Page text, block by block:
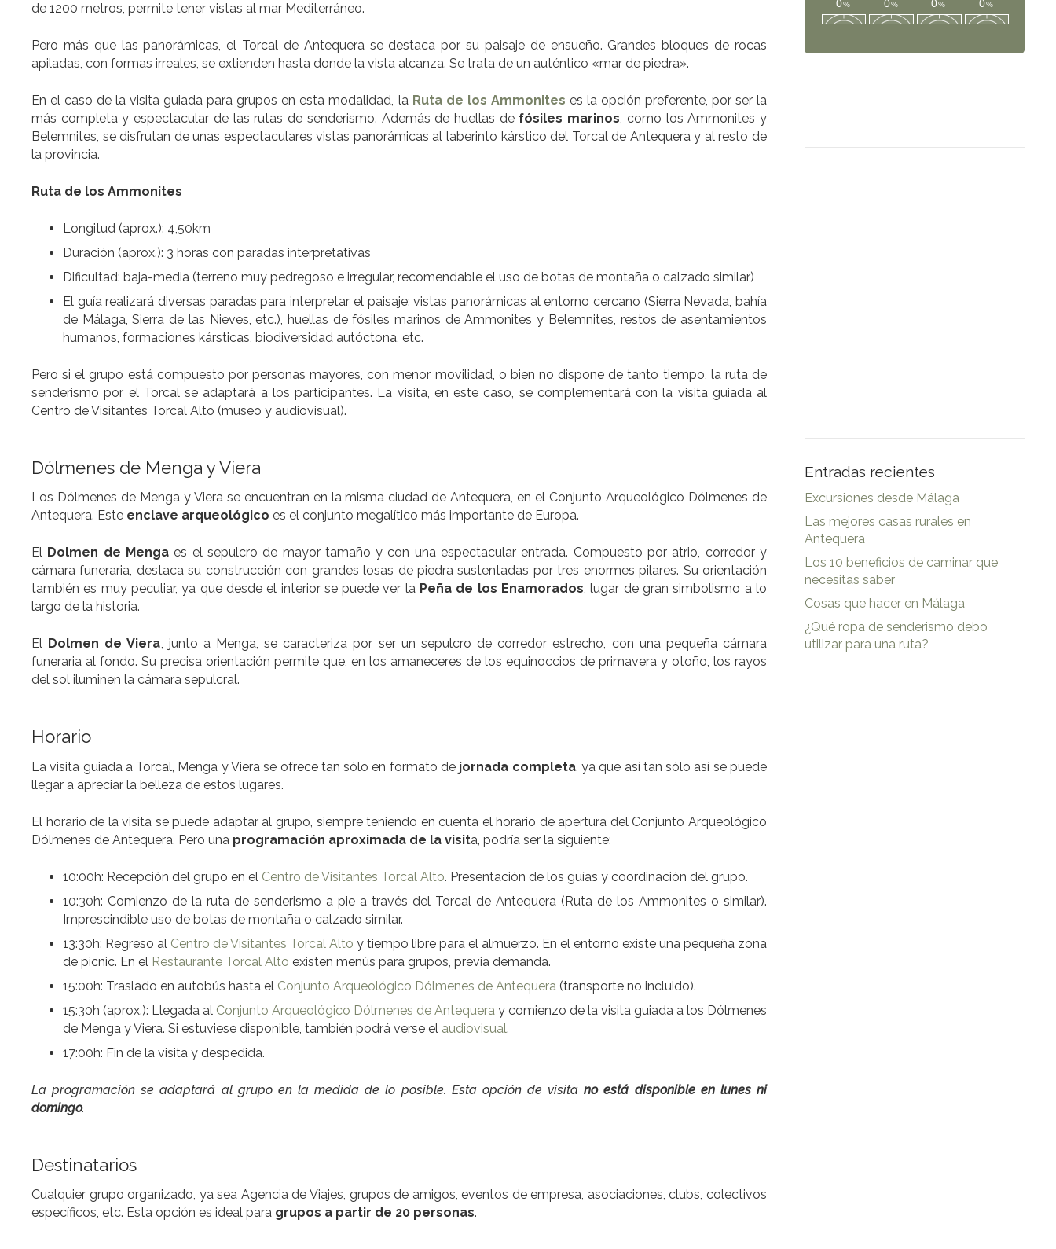
de 1200 metros, permite tener vistas al mar Mediterráneo.
Pero más que las panorámicas, el Torcal de Antequera se destaca por su paisaje de ensueño. Grandes bloques de rocas
apiladas, con formas irreales, se extienden hasta donde la vista alcanza. Se trata de un auténtico «mar de piedra».
En el caso de la visita guiada para grupos en esta modalidad, la Ruta de los Ammonites es la opción preferente, por ser la
más completa y espectacular de las rutas de senderismo. Además de huellas de fósiles marinos, como los Ammonites y
Belemnites, se disfrutan de unas espectaculares vistas panorámicas al laberinto kárstico del Torcal de Antequera y al resto de
la provincia.
Ruta de los Ammonites
Longitud (aprox.): 4,50km
Duración (aprox.): 3 horas con paradas interpretativas
Dificultad: baja-media (terreno muy pedregoso e irregular, recomendable el uso de botas de montaña o calzado similar)
El guía realizará diversas paradas para interpretar el paisaje: vistas panorámicas al entorno cercano (Sierra Nevada, bahía
de Málaga, Sierra de las Nieves, etc.), huellas de fósiles marinos de Ammonites y Belemnites, restos de asentamientos
humanos, formaciones kársticas, biodiversidad autóctona, etc.
Pero si el grupo está compuesto por personas mayores, con menor movilidad, o bien no dispone de tanto tiempo, la ruta de
senderismo por el Torcal se adaptará a los participantes. La visita, en este caso, se complementará con la visita guiada al
Centro de Visitantes Torcal Alto (museo y audiovisual).
Dólmenes de Menga y Viera
Los Dólmenes de Menga y Viera se encuentran en la misma ciudad de Antequera, en el Conjunto Arqueológico Dólmenes de
Antequera. Este enclave arqueológico es el conjunto megalítico más importante de Europa.
El Dolmen de Mengaes el sepulcro de mayor tamaño y con una espectacular entrada. Compuesto por atrio, corredor y
cámara funeraria, destaca su construcción con grandes losas de piedra sustentadas por tres enormes pilares. Su orientación
también es muy peculiar, ya que desde el interior se puede ver la Peña de los Enamorados, lugar de gran simbolismo a lo
largo de la historia.
El Dolmen de Viera, junto a Menga, se caracteriza por ser un sepulcro de corredor estrecho, con una pequeña cámara
funeraria al fondo. Su precisa orientación permite que, en los amaneceres de los equinoccios de primavera y otoño, los rayos
del sol iluminen la cámara sepulcral.
Horario
La visita guiada a Torcal, Menga y Viera se ofrece tan sólo en formato de jornada completa, ya que así tan sólo así se puede
llegar a apreciar la belleza de estos lugares.
El horario de la visita se puede adaptar al grupo, siempre teniendo en cuenta el horario de apertura del Conjunto Arqueológico
Dólmenes de Antequera. Pero una programación aproximada de la visita, podría ser la siguiente:
10:00h: Recepción del grupo en el Centro de Visitantes Torcal Alto. Presentación de los guías y coordinación del grupo.
10:30h: Comienzo de la ruta de senderismo a pie a través del Torcal de Antequera (Ruta de los Ammonites o similar).
Imprescindible uso de botas de montaña o calzado similar.
13:30h: Regreso al Centro de Visitantes Torcal Alto y tiempo libre para el almuerzo. En el entorno existe una pequeña zona
de picnic. En el Restaurante Torcal Alto existen menús para grupos, previa demanda.
15:00h: Traslado en autobús hasta el Conjunto Arqueológico Dólmenes de Antequera (transporte no incluido).
15:30h (aprox.): Llegada al Conjunto Arqueológico Dólmenes de Antequera y comienzo de la visita guiada a los Dólmenes
de Menga y Viera. Si estuviese disponible, también podrá verse el audiovisual.
17:00h: Fin de la visita y despedida.
La programación se adaptará al grupo en la medida de lo posible. Esta opción de visitano está disponible en lunes ni
domingo.
Destinatarios
Cualquier grupo organizado, ya sea Agencia de Viajes, grupos de amigos, eventos de empresa, asociaciones, clubs, colectivos
específicos, etc. Esta opción es ideal para grupos a partir de 20 personas.
Entradas recientes
Excursiones desde Málaga
Las mejores casas rurales en
Antequera
Los 10 beneficios de caminar que
necesitas saber
Cosas que hacer en Málaga
¿Qué ropa de senderismo debo
utilizar para una ruta?